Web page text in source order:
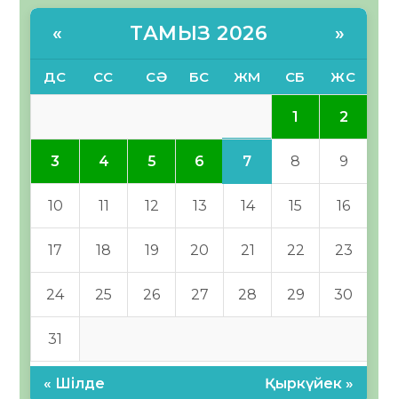
« ТАМЫЗ 2026 »
ДС СС СӘ БС ЖМ СБ ЖС
1 2
3 4 5 6 7 8 9
10 11 12 13 14 15 16
17 18 19 20 21 22 23
24 25 26 27 28 29 30
31
« Шілде Қыркүйек »